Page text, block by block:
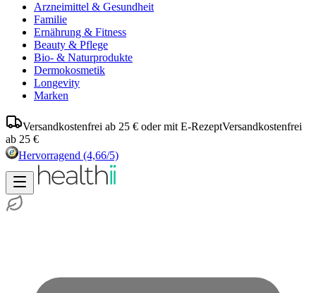
Arzneimittel & Gesundheit
Familie
Ernährung & Fitness
Beauty & Pflege
Bio- & Naturprodukte
Dermokosmetik
Longevity
Marken
Versandkostenfrei ab 25 € oder mit E-RezeptVersandkostenfrei
ab 25 €
Hervorragend (4,66/5)